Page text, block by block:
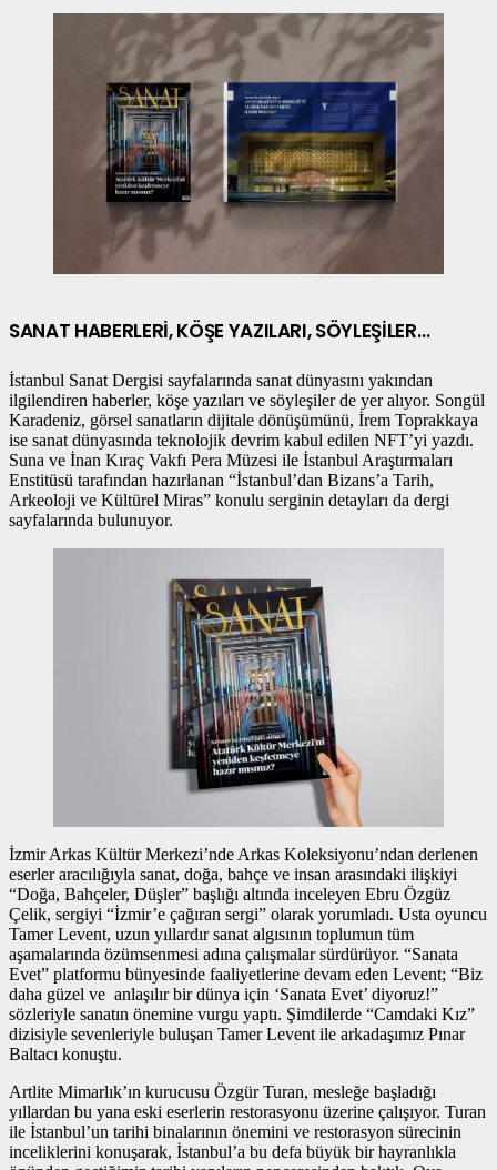
SANAT HABERLERİ, KÖŞE YAZILARI, SÖYLEŞİLER…
İstanbul Sanat Dergisi sayfalarında sanat dünyasını yakından
ilgilendiren haberler, köşe yazıları ve söyleşiler de yer alıyor. Songül
Karadeniz, görsel sanatların dijitale dönüşümünü, İrem Toprakkaya
ise sanat dünyasında teknolojik devrim kabul edilen NFT’yi yazdı.
Suna ve İnan Kıraç Vakfı Pera Müzesi ile İstanbul Araştırmaları
Enstitüsü tarafından hazırlanan “İstanbul’dan Bizans’a Tarih,
Arkeoloji ve Kültürel Miras” konulu serginin detayları da dergi
sayfalarında bulunuyor.
İzmir Arkas Kültür Merkezi’nde Arkas Koleksiyonu’ndan derlenen
eserler aracılığıyla sanat, doğa, bahçe ve insan arasındaki ilişkiyi
“Doğa, Bahçeler, Düşler” başlığı altında inceleyen Ebru Özgüz
Çelik, sergiyi “İzmir’e çağıran sergi” olarak yorumladı. Usta oyuncu
Tamer Levent, uzun yıllardır sanat algısının toplumun tüm
aşamalarında özümsenmesi adına çalışmalar sürdürüyor. “Sanata
Evet” platformu bünyesinde faaliyetlerine devam eden Levent; “Biz
daha güzel ve anlaşılır bir dünya için ‘Sanata Evet’ diyoruz!”
sözleriyle sanatın önemine vurgu yaptı. Şimdilerde “Camdaki Kız”
dizisiyle sevenleriyle buluşan Tamer Levent ile arkadaşımız Pınar
Baltacı konuştu.
Artlite Mimarlık’ın kurucusu Özgür Turan, mesleğe başladığı
yıllardan bu yana eski eserlerin restorasyonu üzerine çalışıyor. Turan
ile İstanbul’un tarihi binalarının önemini ve restorasyon sürecinin
inceliklerini konuşarak, İstanbul’a bu defa büyük bir hayranlıkla